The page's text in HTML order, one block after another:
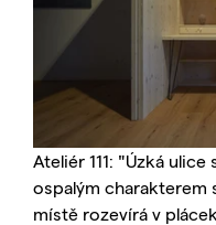
Ateliér 111: "Úzká
ospalým charakterem
místě rozevírá v